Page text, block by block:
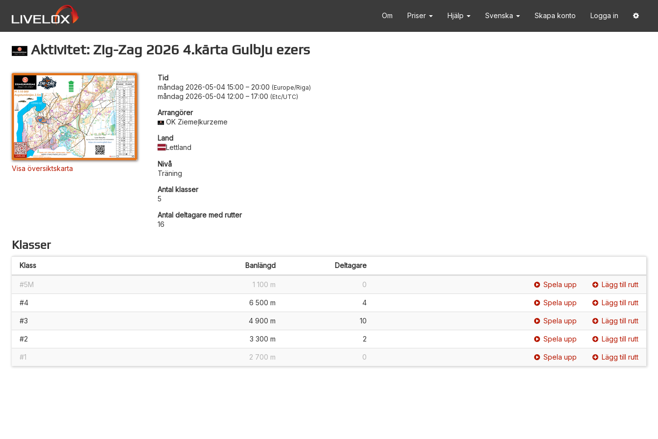
Om Priser Hjälp Svenska Skapa konto Logga in
Aktivitet: Zig-Zag 2026 4.kārta Gulbju ezers
Visa översiktskarta
Tid
måndag 2026-05-04 15:00 – 20:00 Europe/Riga
måndag 2026-05-04 12:00 – 17:00 Etc/UTC
Arrangörer
OK Ziemeļkurzeme
Land
Lettland
Nivå
Träning
Antal klasser
5
Antal deltagare med rutter
16
Klasser
Klass Banlängd Deltagare
#5M 1 100 m 0 Spela upp Lägg till rutt
#4 6 500 m 4 Spela upp Lägg till rutt
#3 4 900 m 10 Spela upp Lägg till rutt
#2 3 300 m 2 Spela upp Lägg till rutt
#1 2 700 m 0 Spela upp Lägg till rutt